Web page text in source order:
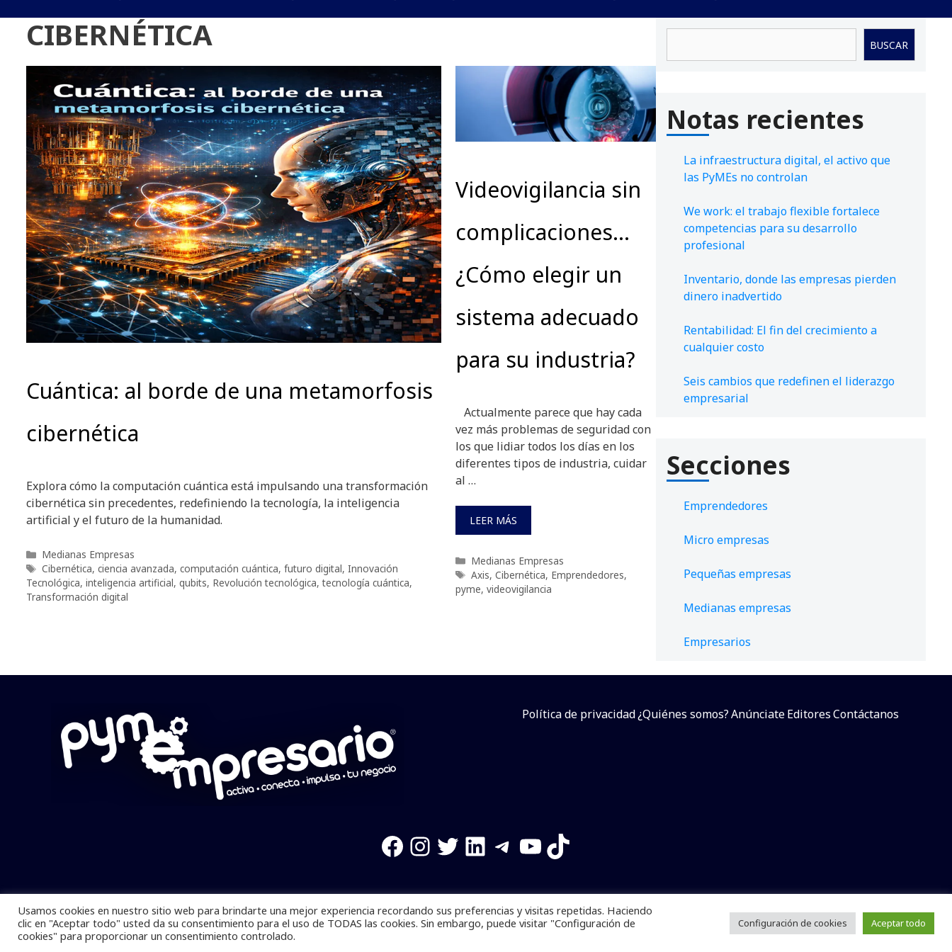
CIBERNÉTICA
Cuántica: al borde de una metamorfosis
cibernética
Explora cómo la computación cuántica está impulsando una transformación
cibernética sin precedentes, redefiniendo la tecnología, la inteligencia
artificial y el futuro de la humanidad.
Categorías
Medianas Empresas
Etiquetas
Cibernética, ciencia avanzada, computación cuántica, futuro digital, Innovación
Tecnológica, inteligencia artificial, qubits, Revolución tecnológica,tecnología cuántica,
Transformación digital
Videovigilancia sin
complicaciones…
¿Cómo elegir un
sistema adecuado
para su industria?
Actualmente parece que hay cada
vez más problemas de seguridad con
los que lidiar todos los días en los
diferentes tipos de industria, cuidar
al …
LEER MÁS
Categorías
Medianas Empresas
Etiquetas
Axis, Cibernética, Emprendedores,
pyme, videovigilancia
BUSCAR
Notas recientes
La infraestructura digital, el activo que
las PyMEs no controlan
We work: el trabajo flexible fortalece
competencias para su desarrollo
profesional
Inventario, donde las empresas pierden
dinero inadvertido
Rentabilidad: El fin del crecimiento a
cualquier costo
Seis cambios que redefinen el liderazgo
empresarial
Secciones
Emprendedores
Micro empresas
Pequeñas empresas
Medianas empresas
Empresarios
Política de privacidad¿Quiénes somos?AnúnciateEditoresContáctanos
Facebook
Instagram
Twitter
LinkedIn
Telegram
YouTube
TikTok
Pymempresario © 2025 Todos los derechos reservados. Se prohibe el uso de la información total o parcial sin dar referencia a la fuente.
Desarrollado poryalla ya!
Usamos cookies en nuestro sitio web para brindarte una mejor experiencia recordando sus preferencias y visitas repetidas. Haciendo
clic en "Aceptar todo" usted da su consentimiento para el uso de TODAS las cookies. Sin embargo, puede visitar "Configuración de
cookies" para proporcionar un consentimiento controlado.
Configuración de cookies Aceptar todo